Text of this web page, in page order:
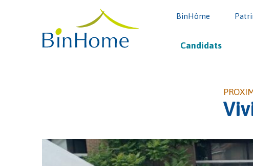
BinHôme
Candidats